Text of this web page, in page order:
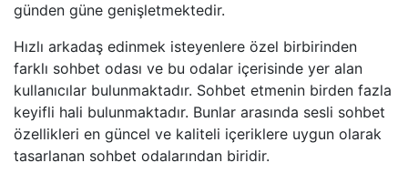
günden güne genişletmektedir.
Hızlı arkadaş edinmek isteyenlere özel birbirinden
farklı sohbet odası ve bu odalar içerisinde yer alan
kullanıcılar bulunmaktadır. Sohbet etmenin birden fazla
keyifli hali bulunmaktadır. Bunlar arasında sesli sohbet
özellikleri en güncel ve kaliteli içeriklere uygun olarak
tasarlanan sohbet odalarından biridir.